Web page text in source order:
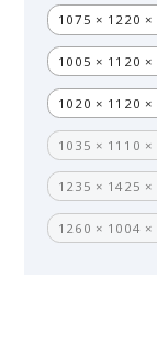
1075 × 1220 ×
1005 × 1120 ×
1020 × 1120 ×
1035 × 1110 ×
1235 × 1425 ×
1260 × 1004 ×